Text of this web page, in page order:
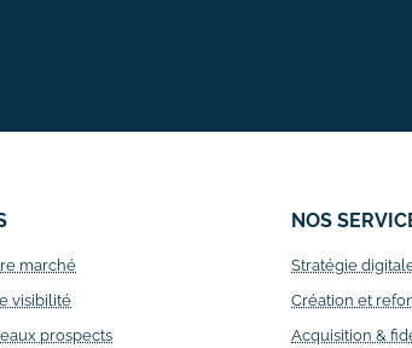
marché
visibilité
prospects
NOS
Stratégie
Création et
Acquisition &